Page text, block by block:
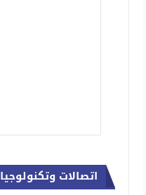
اتصالات وتكنولوجيا